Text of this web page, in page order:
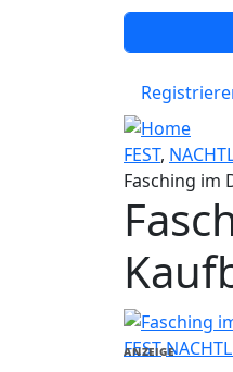
FEST,
Fasching im
FEST
ANZEIGE